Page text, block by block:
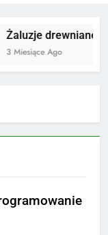
Żaluzje drewniane
3 Miesiące Ago